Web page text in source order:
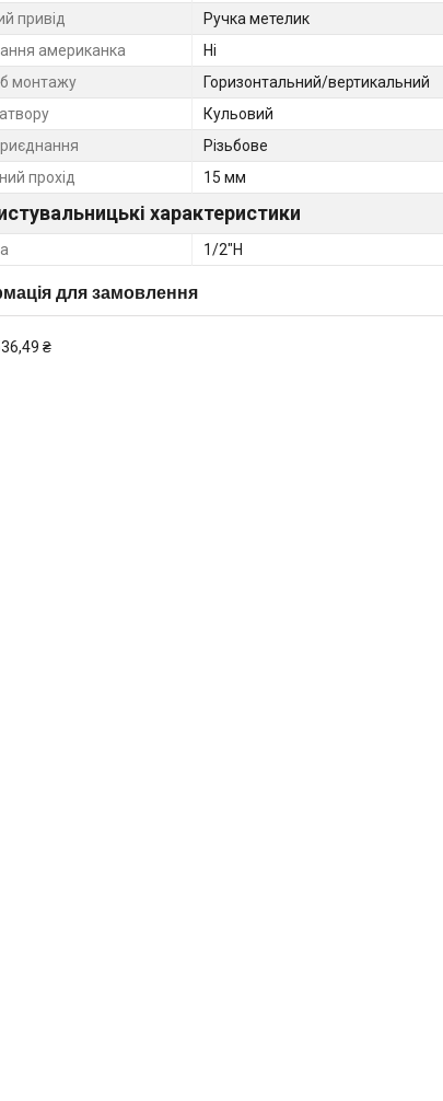
привід
Ручка метелик
американка
Ні
монтажу
Горизонтальний/вертикальний
Кульовий
Різьбове
прохід
15 мм
характеристики
1/2"Н
для замовлення
₴